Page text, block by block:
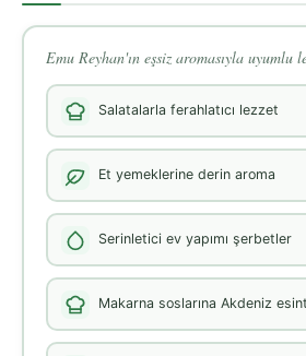
Emu Reyhan'ın eşsiz aromasıyla uyumlu
Salatalarla ferahlatıcı lezzet
Et yemeklerine derin aroma
Serinletici ev yapımı şerbetler
Makarna soslarına Akdeniz